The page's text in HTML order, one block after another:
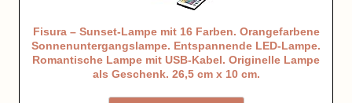
Fisura – Sunset-Lampe mit 16 Farben. Orangefarbene
Sonnenuntergangslampe. Entspannende LED-Lampe.
Romantische Lampe mit USB-Kabel. Originelle Lampe
als Geschenk. 26,5 cm x 10 cm.